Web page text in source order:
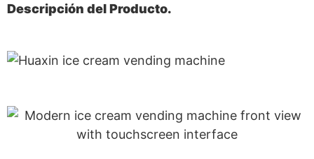
Descripción del Producto.